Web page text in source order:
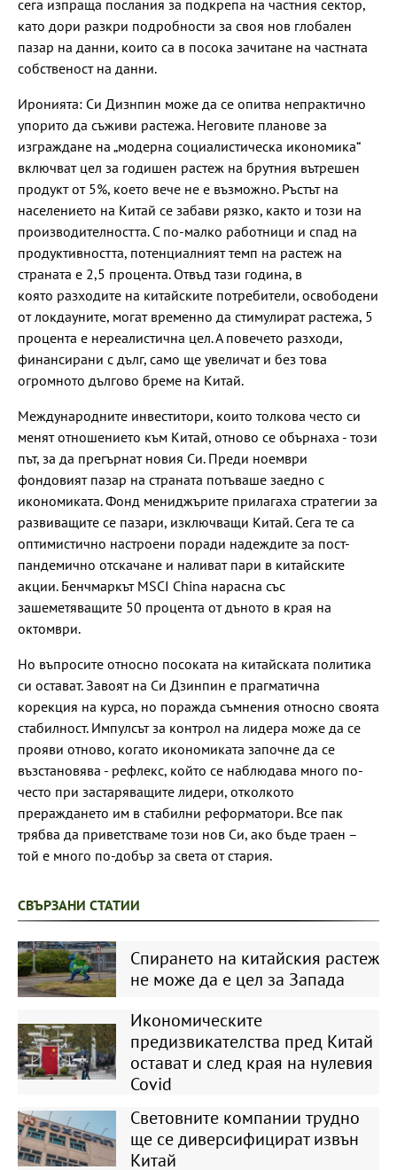
сега изпраща послания за подкрепа на частния сектор,
като дори разкри подробности за своя нов глобален
пазар на данни, които са в посока зачитане на частната
собственост на данни.
Иронията: Си Дизнпин може да се опитва непрактично
упорито да съживи растежа. Неговите планове за
изграждане на „модерна социалистическа икономика“
включват цел за годишен растеж на брутния вътрешен
продукт от 5%, което вече не е възможно. Ръстът на
населението на Китай се забави рязко, както и този на
производителността. С по-малко работници и спад на
продуктивността, потенциалният темп на растеж на
страната е 2,5 процента. Отвъд тази година, в
която разходите на китайските потребители, освободени
от локдауните, могат временно да стимулират растежа, 5
процента е нереалистична цел. А повечето разходи,
финансирани с дълг, само ще увеличат и без това
огромното дългово бреме на Китай.
Международните инвеститори, които толкова често си
менят отношението към Китай, отново се обърнаха - този
път, за да прегърнат новия Си. Преди ноември
фондовият пазар на страната потъваше заедно с
икономиката. Фонд мениджърите прилагаха стратегии за
развиващите се пазари, изключващи Китай. Сега те са
оптимистично настроени поради надеждите за пост-
пандемично отскачане и наливат пари в китайските
акции. Бенчмаркът MSCI China нарасна със
зашеметяващите 50 процента от дъното в края на
октомври.
Но въпросите относно посоката на китайската политика
си остават. Завоят на Си Дзинпин е прагматична
корекция на курса, но поражда съмнения относно своята
стабилност. Импулсът за контрол на лидера може да се
прояви отново, когато икономиката започне да се
възстановява - рефлекс, който се наблюдава много по-
често при застаряващите лидери, отколкото
прераждането им в стабилни реформатори. Все пак
трябва да приветстваме този нов Си, ако бъде траен –
той е много по-добър за света от стария.
СВЪРЗАНИ СТАТИИ
Спирането на китайския растеж
не може да е цел за Запада
Икономическите
предизвикателства пред Китай
остават и след края на нулевия
Covid
Световните компании трудно
ще се диверсифицират извън
Китай